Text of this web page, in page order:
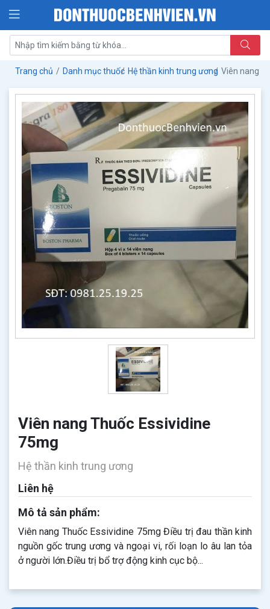
Trang chủ Danh mục thuốc Hệ thần kinh trung ương Viên nang
Viên nang Thuốc Essividine
75mg
Hệ thần kinh trung ương
Liên hệ
Mô tả sản phẩm:
Viên nang Thuốc Essividine 75mg Điều trị đau thần kinh
nguồn gốc trung ương và ngoại vi, rối loạn lo âu lan tỏa
ở người lớn.Điều trị bổ trợ động kinh cục bộ...